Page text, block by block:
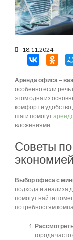
18.11.2024
Аренда офиса –
особенно если
этом одна из
комфорт и удобство
шаги помогут
вложениями.
Советы
Выбор офиса с
подхода и анализа
помогут найти
потребностям
города